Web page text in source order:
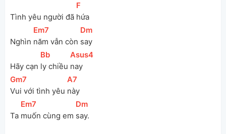
Tình yêu người đã
[F
hứa
Nghìn
[Em7
năm vẫn còn
[Dm
say
Hãy cạn
[Bb
ly chiều
[
Asus4
nay
[
Gm7
Vui với tình yêu
[
A7
này
Ta
[Em7
muốn cùng em
[Dm
say.